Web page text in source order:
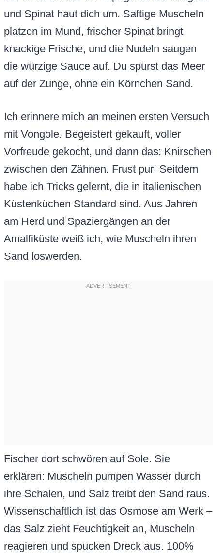
und Spinat haut dich um. Saftige Muscheln
platzen im Mund, frischer Spinat bringt
knackige Frische, und die Nudeln saugen
die würzige Sauce auf. Du spürst das Meer
auf der Zunge, ohne ein Körnchen Sand.
Ich erinnere mich an meinen ersten Versuch
mit Vongole. Begeistert gekauft, voller
Vorfreude gekocht, und dann das: Knirschen
zwischen den Zähnen. Frust pur! Seitdem
habe ich Tricks gelernt, die in italienischen
Küstenküchen Standard sind. Aus Jahren
am Herd und Spaziergängen an der
Amalfiküste weiß ich, wie Muscheln ihren
Sand loswerden.
Fischer dort schwören auf Sole. Sie
erklären: Muscheln pumpen Wasser durch
ihre Schalen, und Salz treibt den Sand raus.
Wissenschaftlich ist das Osmose am Werk –
das Salz zieht Feuchtigkeit an, Muscheln
reagieren und spucken Dreck aus. 100%